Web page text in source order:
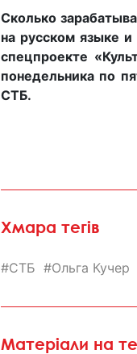
Сколько
на русском языке
спецпроекте
понедельника по
СТБ.
Хмара тегів
СТБ Ольга Кучер
Матеріали на